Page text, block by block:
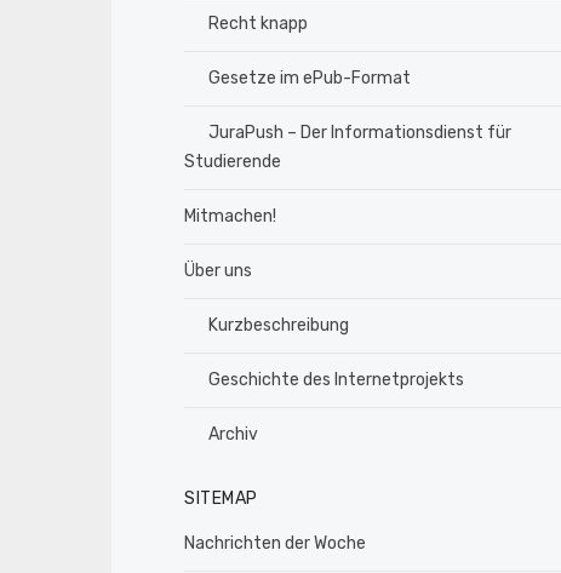
Recht knapp
Gesetze im ePub-Format
JuraPush – Der Informationsdienst für
Studierende
Mitmachen!
Über uns
Kurzbeschreibung
Geschichte des Internetprojekts
Archiv
SITEMAP
Nachrichten der Woche